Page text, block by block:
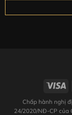
phía trên
Chấp hành nghị
24/2020/NĐ-CP của